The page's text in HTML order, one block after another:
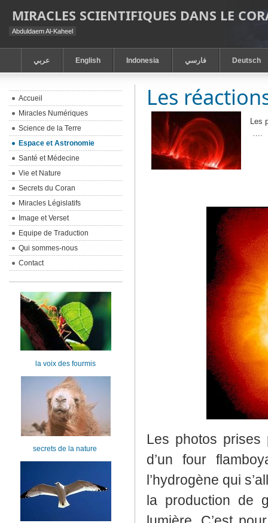
MIRACLES SCIENTIFIQUES DANS LE
Abduldaem Al-Kaheel
عربي English Indonesia فارسي Deutsch
Les
Les
….
Les photos prises
d’un four
l’hydrogène qui
la production de
Accueil
Miracles Numériques
Science de la Terre
Espace et Astronomie
Santé et Médecine
Vie et Nature
Secrets du Coran
Miracles Législatifs
Image et Verset
Equipe de Traduction
Qui sommes-nous
Contact
la voix des fourmis
secrets de la nature